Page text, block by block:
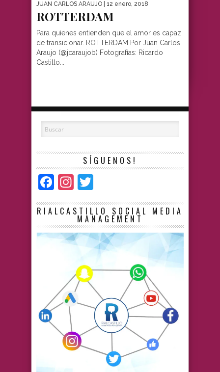
JUAN CARLOS ARAUJO | 12 enero, 2018
ROTTERDAM
Para quienes entienden que el amor es capaz
de transicionar. ROTTERDAM Por Juan Carlos
Araujo (@jcaraujob) Fotografías: Ricardo
Castillo...
SÍGUENOS!
Facebook
Instagram
RIALCASTILLO SOCIAL MEDIA
MANAGEMENT